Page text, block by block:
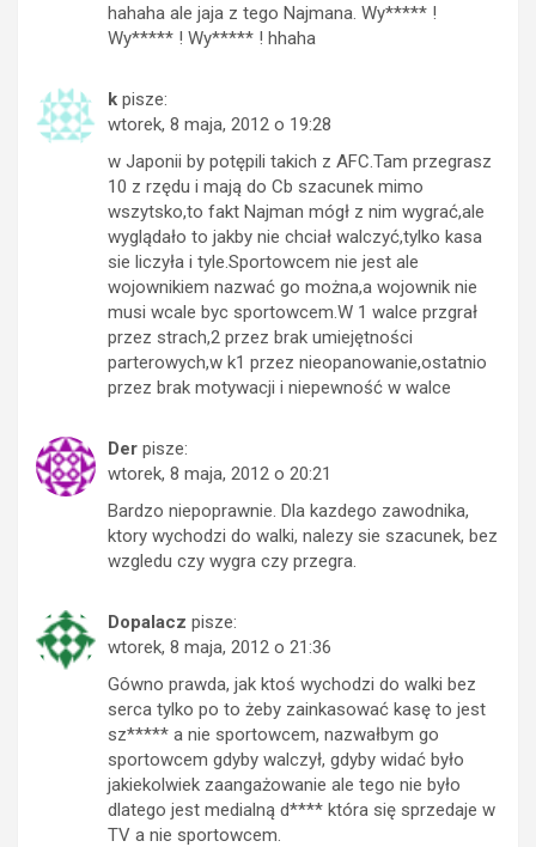
hahaha ale jaja z tego Najmana. Wy***** !
Wy***** ! Wy***** ! hhaha
k pisze:
wtorek, 8 maja, 2012 o 19:28
w Japonii by potępili takich z AFC.Tam przegrasz
10 z rzędu i mają do Cb szacunek mimo
wszytsko,to fakt Najman mógł z nim wygrać,ale
wyglądało to jakby nie chciał walczyć,tylko kasa
sie liczyła i tyle.Sportowcem nie jest ale
wojownikiem nazwać go można,a wojownik nie
musi wcale byc sportowcem.W 1 walce przgrał
przez strach,2 przez brak umiejętności
parterowych,w k1 przez nieopanowanie,ostatnio
przez brak motywacji i niepewność w walce
Der pisze:
wtorek, 8 maja, 2012 o 20:21
Bardzo niepoprawnie. Dla kazdego zawodnika,
ktory wychodzi do walki, nalezy sie szacunek, bez
wzgledu czy wygra czy przegra.
Dopalacz pisze:
wtorek, 8 maja, 2012 o 21:36
Gówno prawda, jak ktoś wychodzi do walki bez
serca tylko po to żeby zainkasować kasę to jest
sz***** a nie sportowcem, nazwałbym go
sportowcem gdyby walczył, gdyby widać było
jakiekolwiek zaangażowanie ale tego nie było
dlatego jest medialną d**** która się sprzedaje w
TV a nie sportowcem.